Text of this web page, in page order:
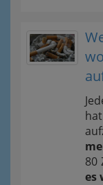
80
es